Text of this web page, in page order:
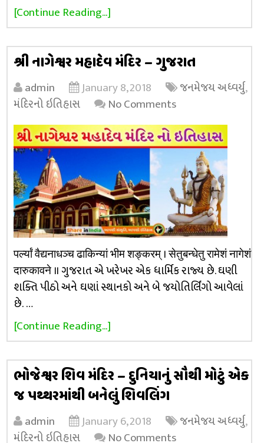
[Continue Reading...]
શ્રી નાગેશ્વર મહાદેવ મંદિર – ગુજરાત
admin January 8, 2018 જનમેજય અધ્વર્યુ,
મંદિરનો ઇતિહાસ
No Comments
पर्ल्यां वैद्यनाधञ्च ढाकिन्यां भीम शङ्करम् । सेतुबन्धेतु रामेशं नागेशं
दारुकावने ॥ ગુજરાત એ ખરેખર એક ધાર્મિક રાજ્ય છે. ઘણી
શક્તિ પીઠો અને ઘણાં સ્થાનકો અને બે જયોતિર્લિંગો આવેલાં
છે. …
[Continue Reading...]
ભોજેશ્વર શિવ મંદિર – દુનિયાનું સૌથી મોટું એક
જ પથ્થરમાંથી બનેલું શિવલિંગ
admin January 6, 2018 જનમેજય અધ્વર્યુ,
મંદિરનો ઇતિહાસ
No Comments